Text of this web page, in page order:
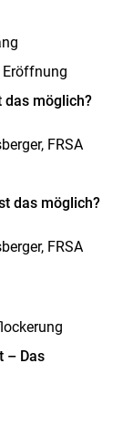
das möglich?
FRSA
das möglich?
FRSA
– Das